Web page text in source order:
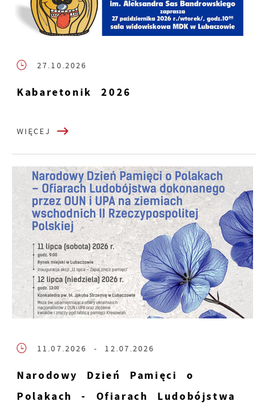
27.10.2026
Kabaretonik 2026
WIĘCEJ
11.07.2026 - 12.07.2026
Narodowy Dzień Pamięci o
Polakach - Ofiarach Ludobójstwa